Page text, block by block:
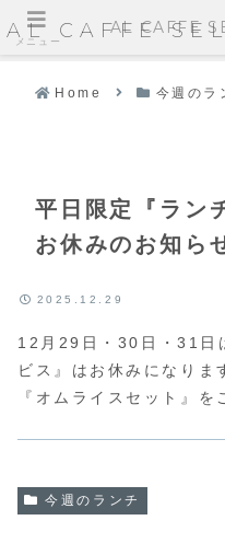
AL CAFFE
Home 今週のラ
平日限定『ラン
お休みのお知ら
2025.12.29
12月29日・30日・31日
ビス』はお休みになりま
『オムライスセット』を
今週のランチ
メニュー
AL CAFFE